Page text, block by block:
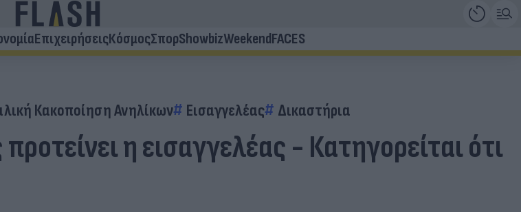
ΕπιχειρήσειςΚόσμοςΣπορShowbizWeekendFACES
Κακοποίηση Ανηλίκων Εισαγγελέας Δικαστήρια
η εισαγγελέας - Κατηγορείται ότι